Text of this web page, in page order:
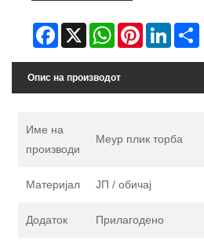
Facebook
X WhatsAppPinterestLinkedIn
Опис на производот
Име на
производи
Меур плик торба
Материјал ЈП / обичај
Додаток Прилагодено